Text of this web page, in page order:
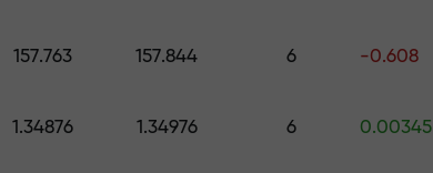
risiko — kami
157.763 157.844 6 -0.608
1.34876 1.34976 6 0.00345